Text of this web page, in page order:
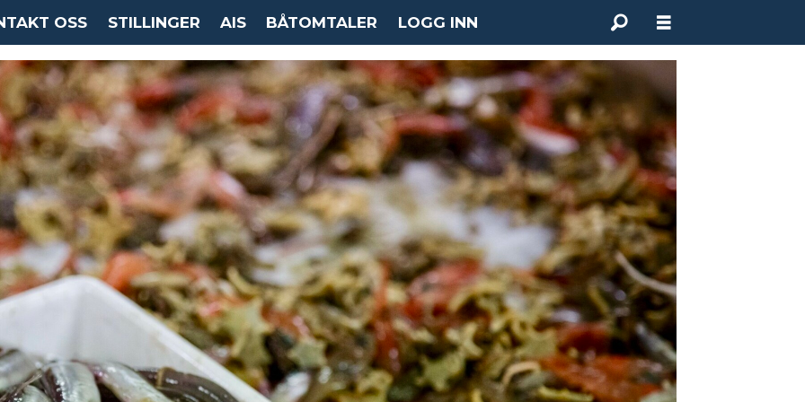
OSS STILLINGER AIS BÅTOMTALER LOGG INN